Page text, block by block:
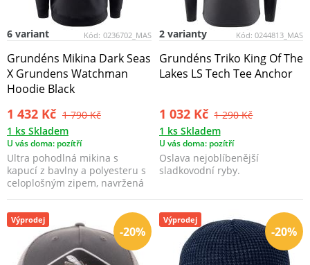
Kód: 0236702_MAS
6 variant
Grundéns Mikina Dark Seas
X Grundens Watchman
Hoodie Black
1 432 Kč 1 790 Kč
1 ks Skladem
U vás doma: pozítří
Ultra pohodlná mikina s
kapucí z bavlny a polyesteru s
celoplošným zipem, navržená
Kód: 0244813_MAS
2 varianty
Grundéns Triko King Of The
Lakes LS Tech Tee Anchor
1 032 Kč 1 290 Kč
1 ks Skladem
U vás doma: pozítří
Oslava nejoblíbenější
sladkovodní ryby.
-20%
Výprodej
-20%
Výprodej